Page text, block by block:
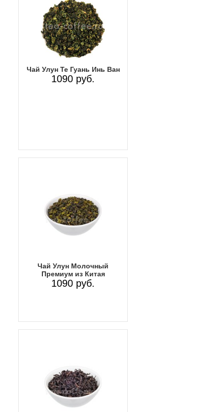
Чай Улун Те Гуань Инь Ван
1090 руб.
Чай Улун Молочный
Премиум из Китая
1090 руб.